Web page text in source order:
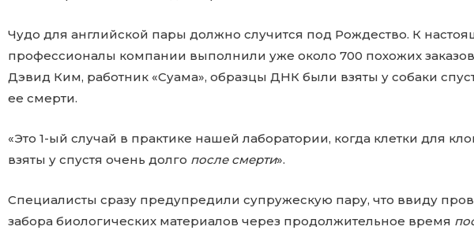
Чудо для английской пары должно случится под Рождество. К
профессионалы компании выполнили уже около 700 похожих
Дэвид Ким, работник «Суама», образцы ДНК были взяты у собаки
ее смерти.
«Это 1-ый случай в практике нашей лаборатории, когда клетки для
взяты у спустя очень долго после смерти».
Специалисты сразу предупредили супружескую пару, что ввиду
забора биологических материалов через продолжительное время